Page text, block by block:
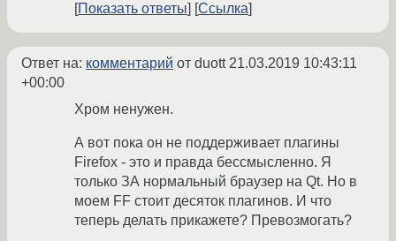
Показать ответы
Ссылка
Ответ на: комментарий от duott21.03.2019 10:43:11
+00:00
Хром ненужен.
А вот пока он не поддерживает плагины
Firefox - это и правда бессмысленно. Я
только ЗА нормальный браузер на Qt. Но в
моем FF стоит десяток плагинов. И что
теперь делать прикажете? Превозмогать?